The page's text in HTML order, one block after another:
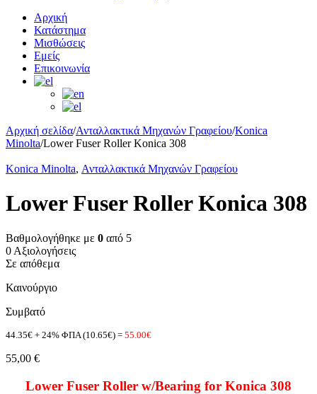
Αρχική
Κατάστημα
Μισθώσεις
Εμείς
Επικοινωνία
Αρχική σελίδα/Ανταλλακτικά Μηχανών Γραφείου/Konica
Minolta/Lower Fuser Roller Konica 308
Konica Minolta, Ανταλλακτικά Μηχανών Γραφείου
Lower Fuser Roller Konica 308
Βαθμολογήθηκε με 0 από 5
0 Αξιολογήσεις
Σε απόθεμα
Καινούργιο
Συμβατό
44.35€ + 24% ΦΠΑ (10.65€) = 55.00€
55,00 €
Lower Fuser Roller w/Bearing for Konica 308